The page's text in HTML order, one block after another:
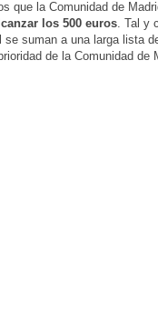
que la Comunidad de
los 500 euros . Tal y
suman a una larga lista
de la Comunidad de